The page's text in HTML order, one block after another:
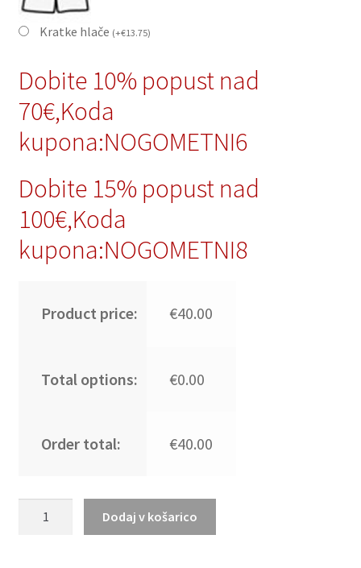
Kratke hlače (+€13.75)
Dobite 10% popust nad
70€,Koda
kupona:NOGOMETNI6
Dobite 15% popust nad
100€,Koda
kupona:NOGOMETNI8
Product price: €40.00
Total options: €0.00
Order total: €40.00
Dodaj v košarico